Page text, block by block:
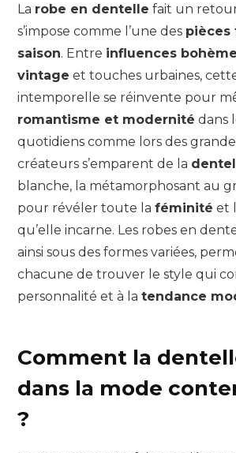
La robe en dentelle fait un
s’impose comme l’une des pièces
saison. Entre influences
vintage et touches urbaines,
intemporelle se réinvente pour
romantisme et modernité dans
quotidiens comme lors des
créateurs s’emparent de la
blanche, la métamorphosant au
pour révéler toute la féminité et
qu’elle incarne. Les robes en
ainsi sous des formes variées,
chacune de trouver le style qui
personnalité et à la tendance
Comment la
dans la mode
?